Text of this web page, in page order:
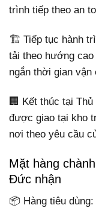
trình tiếp theo an
🏗️ Tiếp tục hành
tải theo hướng
ngắn thời gian vận
🏢 Kết thúc tại
được giao tại kho
nơi theo yêu cầu
Mặt hàng
Đức nhận
📦 Hàng tiêu